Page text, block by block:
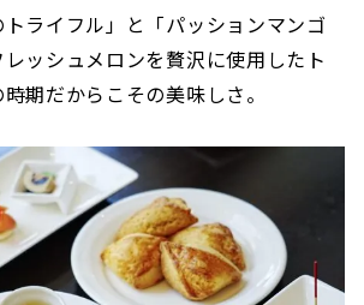
ライフル」と「パッションマンゴ
ッシュメロンを贅沢に使用したト
期だからこその美味しさ。